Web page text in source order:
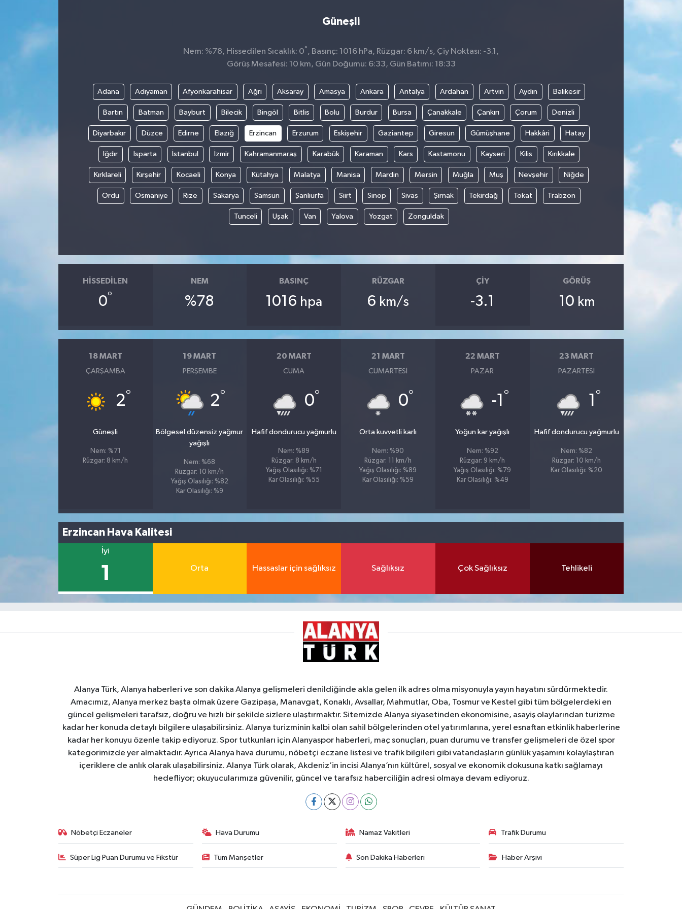
Güneşli
Nem: %78, Hissedilen Sıcaklık: 0° , Basınç: 1016 hPa, Rüzgar: 6 km/s, Çiy Noktası: -3.1,
Görüş Mesafesi: 10 km, Gün Doğumu: 6:33, Gün Batımı: 18:33
Adana Adıyaman Afyonkarahisar Ağrı Aksaray Amasya Ankara Antalya Ardahan Artvin Aydın Balıkesir
Bartın Batman Bayburt Bilecik Bingöl Bitlis Bolu Burdur Bursa Çanakkale Çankırı Çorum Denizli
Diyarbakır Düzce Edirne Elazığ Erzincan Erzurum Eskişehir Gaziantep Giresun Gümüşhane Hakkâri Hatay
Iğdır Isparta İstanbul İzmir Kahramanmaraş Karabük Karaman Kars Kastamonu Kayseri Kilis Kırıkkale
Kırklareli Kırşehir Kocaeli Konya Kütahya Malatya Manisa Mardin Mersin Muğla Muş Nevşehir Niğde
Ordu Osmaniye Rize Sakarya Samsun Şanlıurfa Siirt Sinop Sivas Şırnak Tekirdağ Tokat Trabzon
Tunceli Uşak Van Yalova Yozgat Zonguldak
HISSEDILEN
0°
NEM
%78
BASINÇ
1016 hpa
RÜZGAR
6 km/s
ÇIY
-3.1
GÖRÜŞ
10 km
18 MART
ÇARŞAMBA
2°
Güneşli
Nem: %71
Rüzgar: 8 km/h
19 MART
PERŞEMBE
2°
Bölgesel düzensiz yağmur
yağışlı
Nem: %68
Rüzgar: 10 km/h
Yağış Olasılığı: %82
Kar Olasılığı: %9
20 MART
CUMA
0°
Hafif dondurucu yağmurlu
Nem: %89
Rüzgar: 8 km/h
Yağış Olasılığı: %71
Kar Olasılığı: %55
21 MART
CUMARTESI
0°
Orta kuvvetli karlı
Nem: %90
Rüzgar: 11 km/h
Yağış Olasılığı: %89
Kar Olasılığı: %59
22 MART
PAZAR
-1 °
Yoğun kar yağışlı
Nem: %92
Rüzgar: 9 km/h
Yağış Olasılığı: %79
Kar Olasılığı: %49
23 MART
PAZARTESI
1 °
Hafif dondurucu yağmurlu
Nem: %82
Rüzgar: 10 km/h
Kar Olasılığı: %20
Erzincan Hava Kalitesi
İyi
1 Orta Hassaslar için sağlıksız Sağlıksız Çok Sağlıksız Tehlikeli
Alanya Türk, Alanya haberleri ve son dakika Alanya gelişmeleri denildiğinde akla gelen ilk adres olma misyonuyla yayın hayatını sürdürmektedir.
Amacımız, Alanya merkez başta olmak üzere Gazipaşa, Manavgat, Konaklı, Avsallar, Mahmutlar, Oba, Tosmur ve Kestel gibi tüm bölgelerdeki en
güncel gelişmeleri tarafsız, doğru ve hızlı bir şekilde sizlere ulaştırmaktır. Sitemizde Alanya siyasetinden ekonomisine, asayiş olaylarından turizme
kadar her konuda detaylı bilgilere ulaşabilirsiniz. Alanya turizminin kalbi olan sahil bölgelerinden otel yatırımlarına, yerel esnaftan etkinlik haberlerine
kadar her konuyu özenle takip ediyoruz. Spor tutkunları için Alanyaspor haberleri, maç sonuçları, puan durumu ve transfer gelişmeleri de özel spor
kategorimizde yer almaktadır. Ayrıca Alanya hava durumu, nöbetçi eczane listesi ve trafik bilgileri gibi vatandaşların günlük yaşamını kolaylaştıran
içeriklere de anlık olarak ulaşabilirsiniz. Alanya Türk olarak, Akdeniz’in incisi Alanya’nın kültürel, sosyal ve ekonomik dokusuna katkı sağlamayı
hedefliyor; okuyucularımıza güvenilir, güncel ve tarafsız haberciliğin adresi olmaya devam ediyoruz.
Nöbetçi Eczaneler Hava Durumu Namaz Vakitleri Trafik Durumu
Süper Lig Puan Durumu ve Fikstür Tüm Manşetler Son Dakika Haberleri Haber Arşivi